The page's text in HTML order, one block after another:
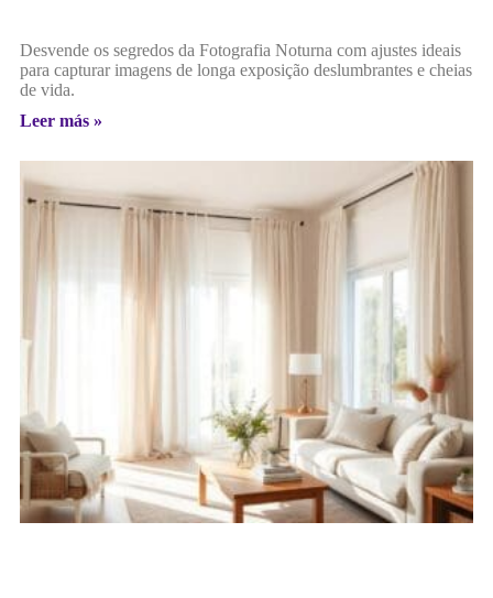
Desvende os segredos da Fotografia Noturna com ajustes ideais
para capturar imagens de longa exposição deslumbrantes e cheias
de vida.
Leer más »